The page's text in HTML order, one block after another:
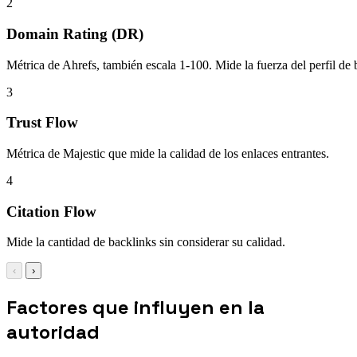
2
Domain Rating (DR)
Métrica de Ahrefs, también escala 1-100. Mide la fuerza del perfil de
3
Trust Flow
Métrica de Majestic que mide la calidad de los enlaces entrantes.
4
Citation Flow
Mide la cantidad de backlinks sin considerar su calidad.
‹ ›
Factores que influyen en la
autoridad